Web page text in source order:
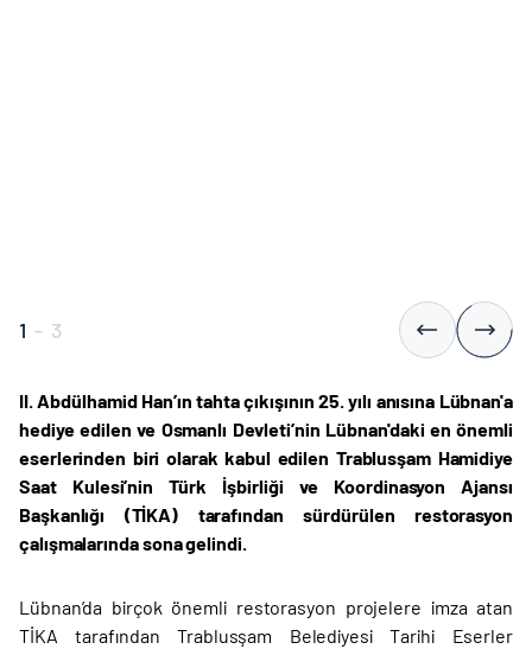
1 - 3
II. Abdülhamid Han’ın tahta çıkışının 25. yılı anısına Lübnan'a
hediye edilen ve Osmanlı Devleti’nin Lübnan'daki en önemli
eserlerinden biri olarak kabul edilen Trablusşam Hamidiye
Saat Kulesi’nin Türk İşbirliği ve Koordinasyon Ajansı
Başkanlığı (TİKA) tarafından sürdürülen restorasyon
çalışmalarında sona gelindi.
Lübnan’da birçok önemli restorasyon projelere imza atan
TİKA tarafından Trablusşam Belediyesi Tarihi Eserler